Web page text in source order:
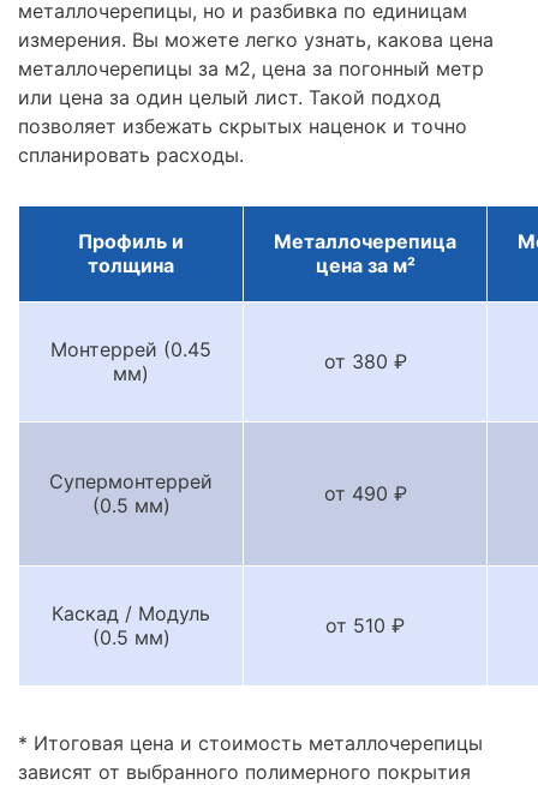
металлочерепицы, но и разбивка по единицам
измерения. Вы можете легко узнать, какова цена
металлочерепицы за м2, цена за погонный метр
или цена за один целый лист. Такой подход
позволяет избежать скрытых наценок и точно
спланировать расходы.
Профиль и
толщина
Металлочерепица
цена за м²
Монтеррей (0.45
мм)
от 380 ₽
Супермонтеррей
(0.5 мм)
от 490 ₽
Каскад / Модуль
(0.5 мм)
от 510 ₽
* Итоговая цена и стоимость металлочерепицы
зависят от выбранного полимерного покрытия